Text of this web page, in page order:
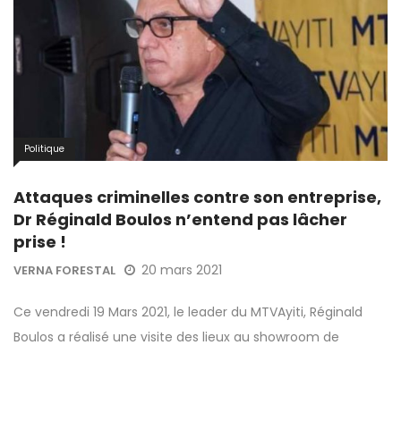
Politique
Attaques criminelles contre son entreprise,
Dr Réginald Boulos n’entend pas lâcher
prise !
VERNA FORESTAL 20 mars 2021
Ce vendredi 19 Mars 2021, le leader du MTVAyiti, Réginald
Boulos a réalisé une visite des lieux au showroom de